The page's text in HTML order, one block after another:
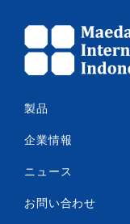
製品
企業情報
ニュース
お問い合わせ